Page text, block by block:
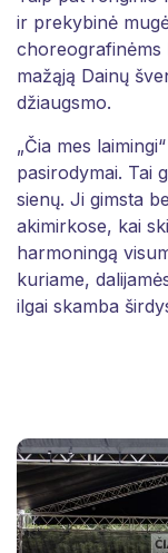
ir prekybinė
choreografinėms
mažąją Dainų
džiaugsmo.
„Čia mes
pasirodymai. Tai
sienų. Ji gimsta
akimirkose, kai
harmoningą
kuriame,
ilgai skamba